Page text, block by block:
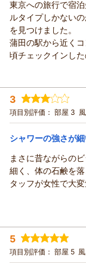
東京への旅行で宿
ルタイプしかない
を見つけました。
蒲田の駅から近く
頃チェックインし
お部屋の中も清潔
よく推し活で東京へ
次からはこちらの
宿泊時期： 2026年04
投稿者： はちわれさん
宿泊プラン： ☆シング
シングル 食事なし
宿泊価格帯： 7,001～
3
項目別評価： 部屋 3
シャワーの強さが
まさに昔ながらの
細く、体の石鹸を
タッフが女性で大
投稿者： たかぴーさん
宿泊プラン： ☆シング
シングル 食事なし
宿泊価格帯： 7,001～
5
項目別評価： 部屋 5